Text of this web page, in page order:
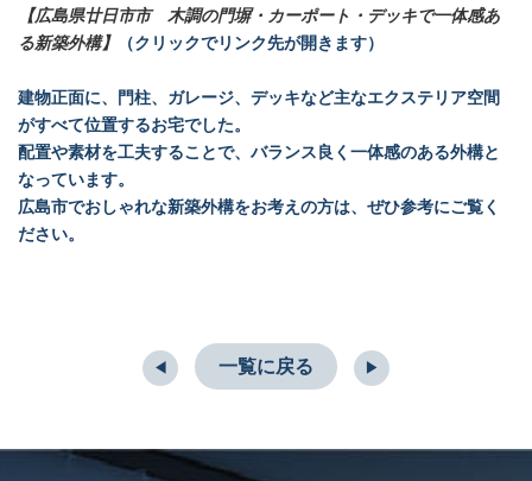
【広島県廿日市市 木調の門塀・カーポート・デッキで一体感あ
る新築外構】
（クリックでリンク先が開きます）
建物正面に、門柱、ガレージ、デッキなど主なエクステリア空間
がすべて位置するお宅でした。
配置や素材を工夫することで、バランス良く一体感のある外構と
なっています。
広島市でおしゃれな新築外構をお考えの方は、ぜひ参考にご覧く
ださい。
◀︎ 一覧に戻る ▶︎